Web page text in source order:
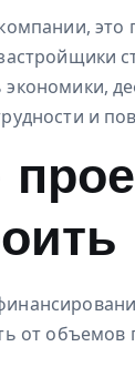
экономики,
и
от объемов